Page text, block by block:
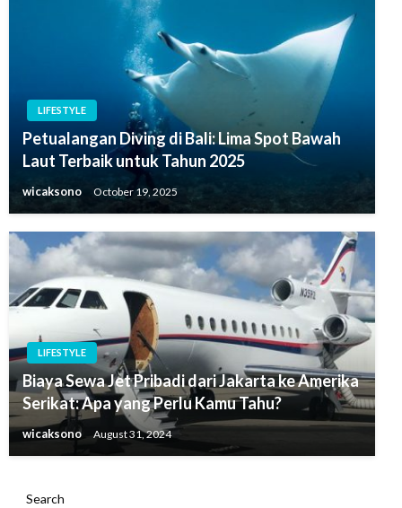
LIFESTYLE
Petualangan Diving di Bali: Lima Spot Bawah
Laut Terbaik untuk Tahun 2025
wicaksono October 19, 2025
LIFESTYLE
Biaya Sewa Jet Pribadi dari Jakarta ke Amerika
Serikat: Apa yang Perlu Kamu Tahu?
wicaksono August 31, 2024
Search